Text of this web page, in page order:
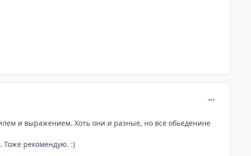
и выражением. Хоть они и разные, но все обьеденине
Тоже рекомендую. :)